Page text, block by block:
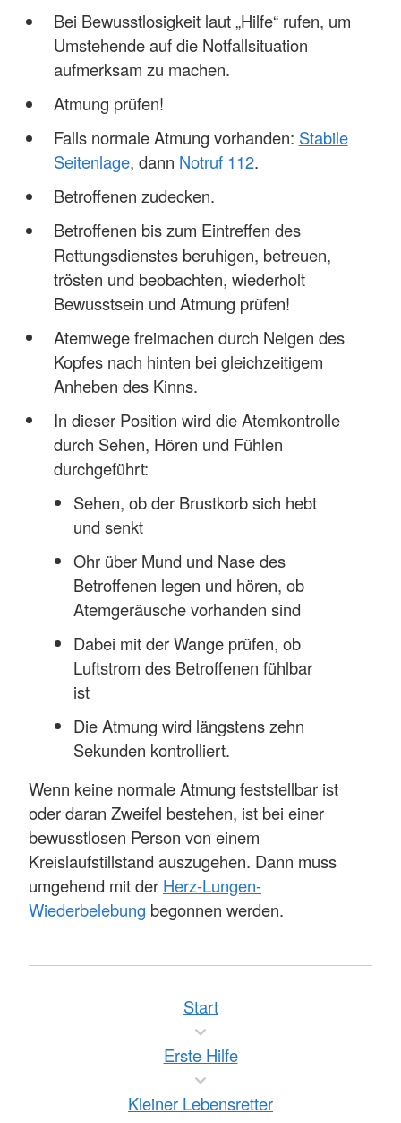
Bei Bewusstlosigkeit laut „Hilfe“ rufen, um
Umstehende auf die Notfallsituation
aufmerksam zu machen.
Atmung prüfen!
Falls normale Atmung vorhanden: Stabile
Seitenlage, dann Notruf 112.
Betroffenen zudecken.
Betroffenen bis zum Eintreffen des
Rettungsdienstes beruhigen, betreuen,
trösten und beobachten, wiederholt
Bewusstsein und Atmung prüfen!
Atemwege freimachen durch Neigen des
Kopfes nach hinten bei gleichzeitigem
Anheben des Kinns.
In dieser Position wird die Atemkontrolle
durch Sehen, Hören und Fühlen
durchgeführt:
Sehen, ob der Brustkorb sich hebt
und senkt
Ohr über Mund und Nase des
Betroffenen legen und hören, ob
Atemgeräusche vorhanden sind
Dabei mit der Wange prüfen, ob
Luftstrom des Betroffenen fühlbar
ist
Die Atmung wird längstens zehn
Sekunden kontrolliert.
Wenn keine normale Atmung feststellbar ist
oder daran Zweifel bestehen, ist bei einer
bewusstlosen Person von einem
Kreislaufstillstand auszugehen. Dann muss
umgehend mit der Herz-Lungen-
Wiederbelebung begonnen werden.
Start
Erste Hilfe
Kleiner Lebensretter